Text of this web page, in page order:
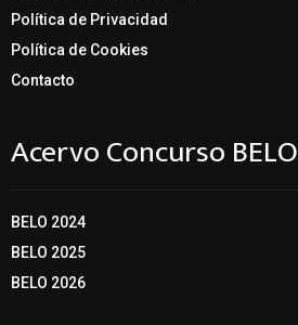
Política de Privacidad
Política de Cookies
Contacto
Acervo Concurso BELO
BELO 2024
BELO 2025
BELO 2026